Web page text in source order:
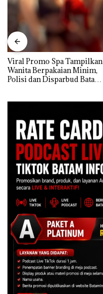
Viral Promo Spa Tampilkan
Wanita Berpakaian Minim,
Polisi dan Disparbud Batam